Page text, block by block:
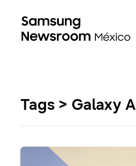
Tags > Galaxy A